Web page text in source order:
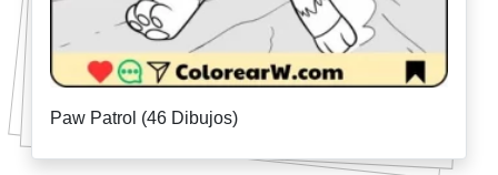
Paw Patrol (46 Dibujos)